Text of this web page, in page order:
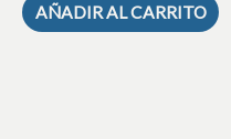
AÑADIR AL CARRITO